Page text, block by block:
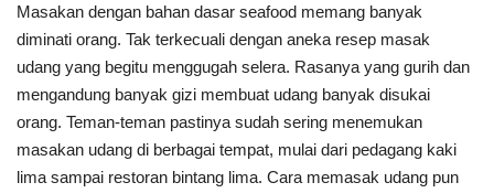
Masakan dengan bahan dasar seafood memang banyak
diminati orang. Tak terkecuali dengan aneka resep masak
udang yang begitu menggugah selera. Rasanya yang gurih dan
mengandung banyak gizi membuat udang banyak disukai
orang. Teman-teman pastinya sudah sering menemukan
masakan udang di berbagai tempat, mulai dari pedagang kaki
lima sampai restoran bintang lima. Cara memasak udang pun